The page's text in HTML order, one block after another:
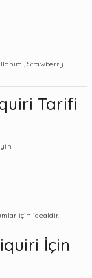
Strawberry
Tarifi
için idealdir.
İçin